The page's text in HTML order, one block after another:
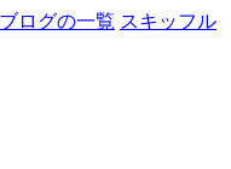
ログの一覧 スキッフル